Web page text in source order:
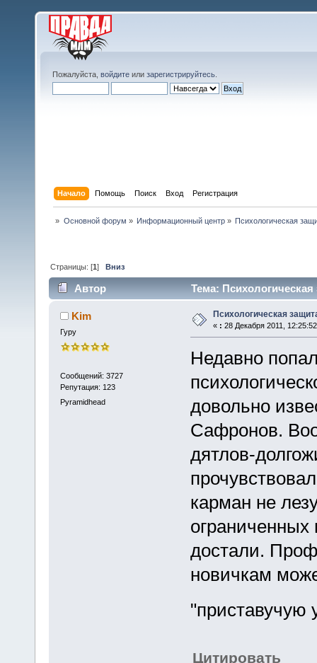
Пожалуйста, войдите или зарегистрируйтесь
Начало Помощь Поиск Вход Регистрация
» Основной форум » Информационный центр» Психологическая
Страницы: [1]Вниз
Автор Тема:
Kim
Гуру
Сообщений: 3727
Репутация: 123
Pyramidhead
Психологическая
« : 28 Декабря 2011,
Недавно
довольно
Сафронов.
дятлов-
карман не
достали.
новичкам
"приставучую
Цитировать